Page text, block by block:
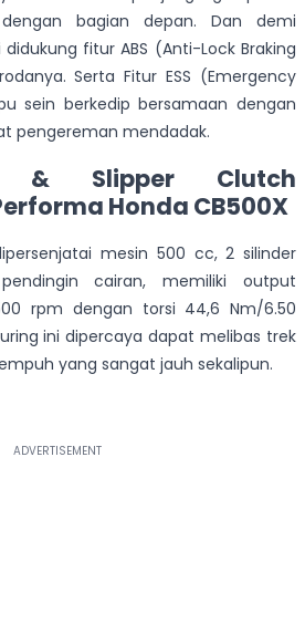
bagian depan. Dan demi
fitur ABS (Anti-Lock Braking
Serta Fitur ESS (Emergency
sein berkedip bersamaan dengan
pengereman mendadak.
& Slipper Clutch
Honda CB500X
mesin 500 cc, 2 silinder
cairan, memiliki output
rpm dengan torsi 44,6 Nm/6.50
ini dipercaya dapat melibas trek
yang sangat jauh sekalipun.